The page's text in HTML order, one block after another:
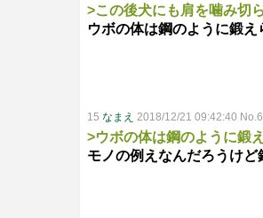
>この後犬にも肩を噛み切
ウボの体は鋼のように鍛
15 なまえ 2018/12/21 09:42:40
>ウボの体は鋼のように鍛
モノの例えなんだろうけ